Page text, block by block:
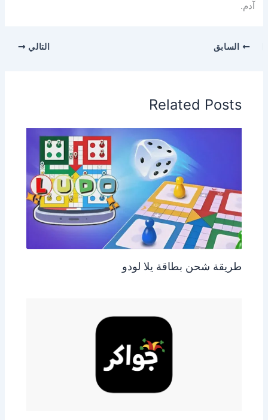
آدم.
السابق التالي
Related Posts
طريقة شحن بطاقة يلا لودو